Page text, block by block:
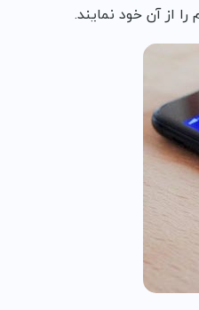
از آن خود نمایند.